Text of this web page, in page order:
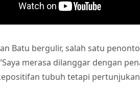
Batu bergulir, salah satu
merasa dilanggar dengan
tubuh tetapi